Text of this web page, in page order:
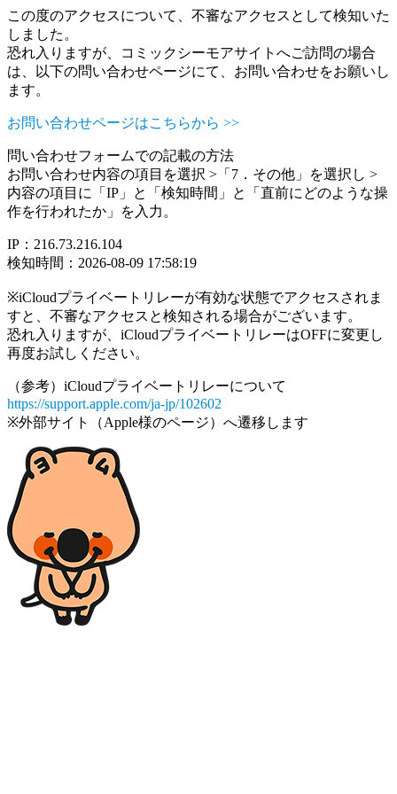
この度のアクセスについて、不審なアクセスとして検知いた
しました。
恐れ入りますが、コミックシーモアサイトへご訪問の場合
は、以下の問い合わせページにて、お問い合わせをお願いし
ます。
お問い合わせページはこちらから >>
問い合わせフォームでの記載の方法
お問い合わせ内容の項目を選択 >「7．その他」を選択し >
内容の項目に「IP」と「検知時間」と「直前にどのような操
作を行われたか」を入力。
IP：216.73.216.104
検知時間：2026-08-09 17:58:19
※iCloudプライベートリレーが有効な状態でアクセスされま
すと、不審なアクセスと検知される場合がございます。
恐れ入りますが、iCloudプライベートリレーはOFFに変更し
再度お試しください。
（参考）iCloudプライベートリレーについて
https://support.apple.com/ja-jp/102602
※外部サイト（Apple様のページ）へ遷移します